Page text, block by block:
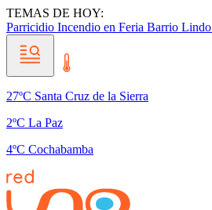
TEMAS DE HOY:
Parricidio Incendio en Feria Barrio Lindo
27ºC Santa Cruz de la Sierra
2ºC La Paz
4ºC Cochabamba